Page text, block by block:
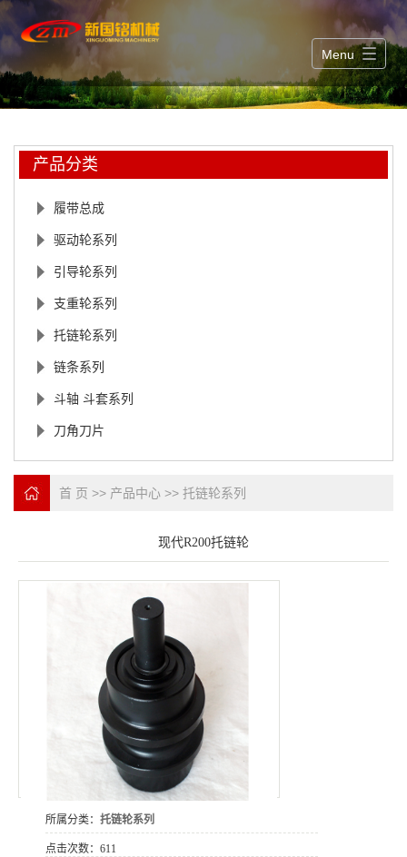
Menu
产品分类
履带总成
驱动轮系列
引导轮系列
支重轮系列
托链轮系列
链条系列
斗轴 斗套系列
刀角刀片
首 页 >> 产品中心 >> 托链轮系列
现代R200托链轮
所属分类： 托链轮系列
点击次数： 611